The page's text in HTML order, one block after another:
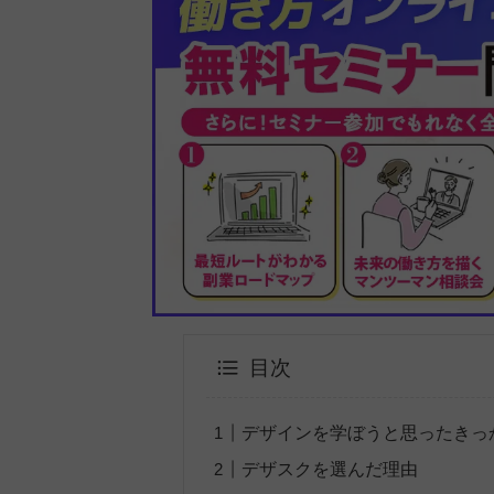
目次
デザインを学ぼうと思ったきっ
デザスクを選んだ理由